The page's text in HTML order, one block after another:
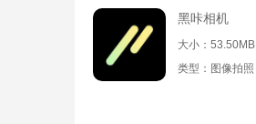
黑咔相机
大小：53.50MB
类型：图像拍照